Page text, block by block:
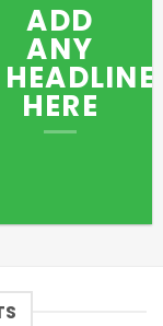
ADD
ANY
HEADLINE
HERE